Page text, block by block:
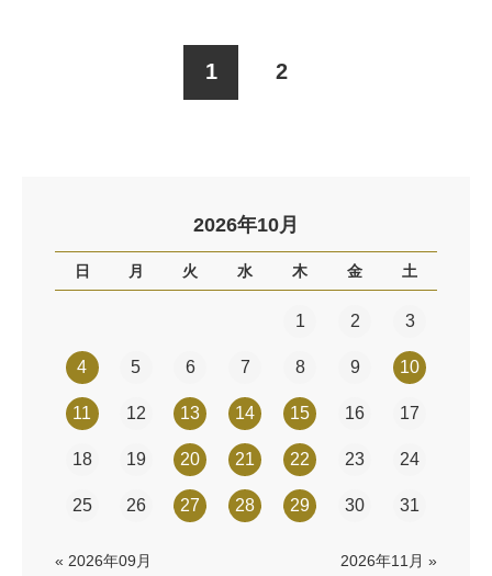
1 2
2026年10月
日 月 火 水 木 金 土
1 2 3
4 5 6 7 8 9 10
11 12 13 14 15 16 17
18 19 20 21 22 23 24
25 26 27 28 29 30 31
« 2026年09月 2026年11月 »